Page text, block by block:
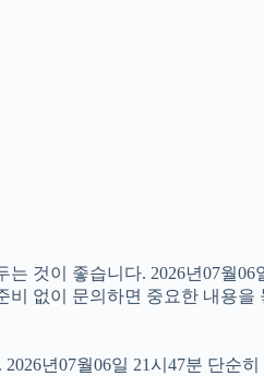
것이 좋습니다. 2026년07월
없이 문의하면 중요한 내용
년07월06일 21시47분 단순